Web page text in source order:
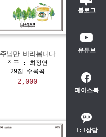
블로그
유튜브
페이스북
1:1상담
주님만 바라봅니다
작곡 : 최정연
29집 수록곡
2,000